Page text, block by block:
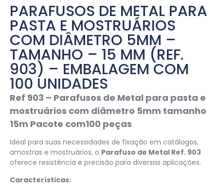
PARAFUSOS DE METAL PARA
PASTA E MOSTRUÁRIOS
COM DIÂMETRO 5MM –
TAMANHO – 15 MM (REF.
903) – EMBALAGEM COM
100 UNIDADES
Ref 903 – Parafusos de Metal para pasta e
mostruários com diâmetro 5mm tamanho
15m Pacote com100 peças
Ideal para suas necessidades de fixação em catálogos,
amostras e mostruários, o Parafuso de Metal Ref. 903
oferece resistência e precisão para diversas aplicações.
Características: